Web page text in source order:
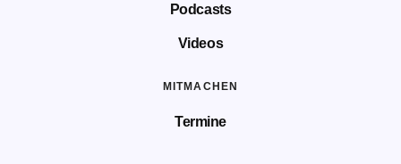
Podcasts
Videos
MITMACHEN
Termine